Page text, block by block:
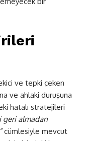
ve tepki çeken
ve ahlaki duruşuna
hatalı stratejileri
geri almadan
cümlesiyle mevcut